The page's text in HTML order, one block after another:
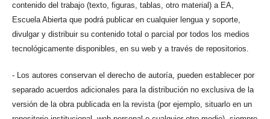
contenido del trabajo (texto, figuras, tablas, otro material) a EA,
Escuela Abierta que podrá publicar en cualquier lengua y soporte,
divulgar y distribuir su contenido total o parcial por todos los medios
tecnológicamente disponibles, en su web y a través de repositorios.
- Los autores conservan el derecho de autoría, pueden establecer por
separado acuerdos adicionales para la distribución no exclusiva de la
versión de la obra publicada en la revista (por ejemplo, situarlo en un